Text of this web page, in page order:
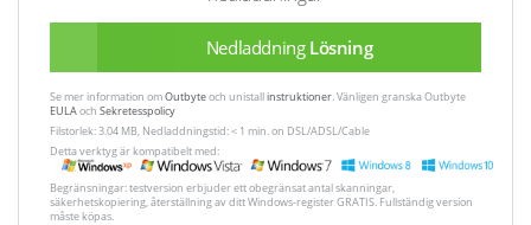
Nedladdning Lösning
Se mer information omOutbyteoch unistallinstruktioner. Vänligen granska Outbyte
EULAoch Sekretesspolicy
Filstorlek: 3.04 MB, Nedladdningstid: < 1 min. on DSL/ADSL/Cable
Detta verktyg är kompatibelt med:
Begränsningar: testversion erbjuder ett obegränsat antal skanningar,
säkerhetskopiering, återställning av ditt Windows-register GRATIS. Fullständig version
måste köpas.